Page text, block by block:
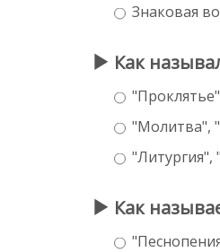
Знаковая
Как
"Молитва",
Как